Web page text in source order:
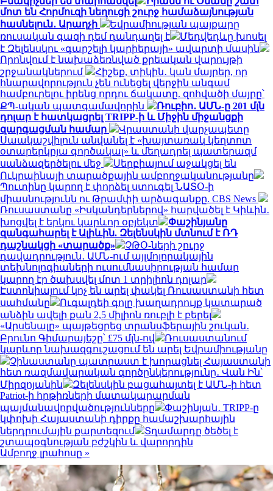
մոտ են Հորմուզի նեղուցի շուրջ համաձայնության
հասնելուն․ Արաղչի
Եվրամիության պայքարը
ռուսական գազի դեմ դանդաղել է
Մեդվեդևը խոսել
է Զելենսկու «գարշելի կարիերայի» ավարտի մասին
Որոնվում է նախաձեռնված քրեական վարույթի
շրջանակներում
Հիշեք, տիկին․ կան մայրեր, որ
հնարավորություն չեն ունեցել վերջին անգամ
համբուրելու իրենց որդու ճակատը. զոհվածի մայրը՝
ՔՊ-ական պատգամավորին
Ռուբիո․ ԱՄՆ-ը 201 մլն
դոլար է հատկացրել TRIPP-ի և Միջին միջանցքի
զարգացման համար
Վրաստանի վարչապետը
Սաակաշվիլուն անվանել է «խայտառակ կեղտոտ
օտարերկրյա գործակալ» և մեղադրել պատերազմ
սանձազերծելու մեջ
Սերբիայում աջակցել են
Ուկրաինայի տարածքային ամբողջականությանը
Պուտինը կարող է փորձել ստուգել ՆԱՏՕ-ի
միասնությունն ու Թրամփի արձագանքը. CBS News
Ռուսաստանը «Իսկանդերներով» հարվածել է Կիևին․
խոցվել է երկու կարևոր օբյեկտ
Փաշինյանը
զանգահարել է Ալիևին. Զելենսկին մտնում է ՌԴ
դաշնակցի «տարածք»
ՉԹՕ-ների շուրջ
դավադրություն․ ԱՄՆ-ում այլմոլորակային
տեխնոլոգիաների ուսումնասիրության համար
կարող էր ծախսվել մոտ 1 տրիլիոն դոլար
Էստոնիայում կոչ են արել փակել Ռուսաստանի հետ
սահմանը
Ուգալդեի գոլը խաղադրույք կատարած
անձին ավելի քան 2,5 միլիոն ռուբլի է բերել
«Արսենալը» պայթեցրեց տրանսֆերային շուկան․
Բրունո Գիմարայեշը՝ £75 մլն-ով
Ռուսաստանում
կարևոր նախազգուշացում են արել Եվրամիությանը
Չինաստանը պատրաստ է խորացնել Հայաստանի
հետ ռազմավարական գործընկերությունը․ Վան Ին՝
Միրզոյանին
Զելենսկին բացահայտել է ԱՄՆ-ի հետ
Patriot-ի հրթիռների մատակարարման
պայմանավորվածությունները
Փաշինյան․ TRIPP-ը
կփոխի Հայաստանի դիրքը համաշխարհային
ներդրումային քարտեզում
Տղամարդը ծեծել է
շտապօգնության բժշկին և վարորդին
Ամբողջ լրահոսը »